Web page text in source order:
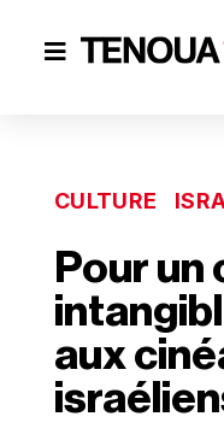

CULTURE
Pour un
aux